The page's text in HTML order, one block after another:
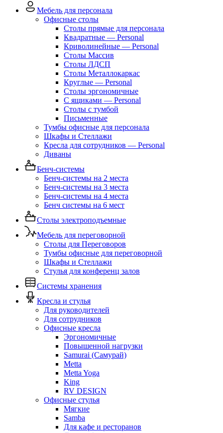
Мебель для персонала
Офисные столы
Столы прямые для персонала
Квадратные — Personal
Криволинейные — Personal
Столы Массив
Столы ЛДСП
Столы Металлокаркас
Круглые — Personal
Столы эргономичные
С ящиками — Personal
Столы с тумбой
Письменные
Тумбы офисные для персонала
Шкафы и Стеллажи
Кресла для сотрудников — Personal
Диваны
Бенч-системы
Бенч-системы на 2 места
Бенч-системы на 3 места
Бенч-системы на 4 места
Бенч системы на 6 мест
Столы электроподъемные
Мебель для переговорной
Столы для Переговоров
Тумбы офисные для переговорной
Шкафы и Стеллажи
Стулья для конференц залов
Системы хранения
Кресла и стулья
Для руководителей
Для сотрудников
Офисные кресла
Эргономичные
Повышенной нагрузки
Samurai (Самурай)
Metta
Metta Yoga
King
RV DESIGN
Офисные стулья
Мягкие
Samba
Для кафе и ресторанов